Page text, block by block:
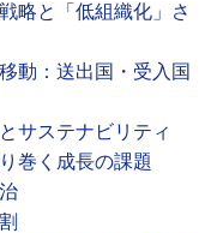
略と「低組織化」さ
動：送出国・受入国
サステナビリティ
巻く成長の課題